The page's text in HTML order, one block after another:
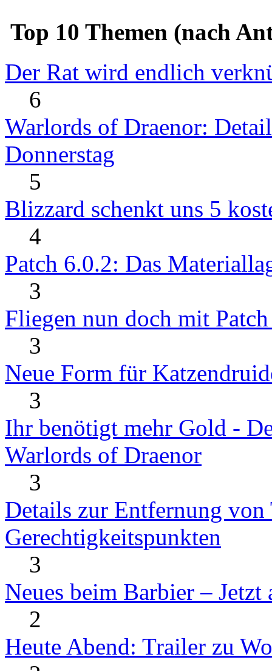
Top 10 Themen (nach
Der Rat wird endlich
6
Warlords of Draenor:
Donnerstag
5
Blizzard schenkt uns 5
4
Patch 6.0.2: Das
3
Fliegen nun doch mit
3
Neue Form für
3
Ihr benötigt mehr Gold -
Warlords of Draenor
3
Details zur Entfernung von
Gerechtigkeitspunkten
3
Neues beim Barbier – Jetzt
2
Heute Abend: Trailer zu